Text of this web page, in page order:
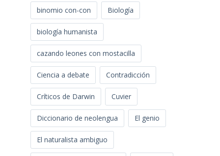
binomio con-con Biología
biología humanista
cazando leones con mostacilla
Ciencia a debate Contradicción
Críticos de Darwin Cuvier
Diccionario de neolengua El genio
El naturalista ambiguo